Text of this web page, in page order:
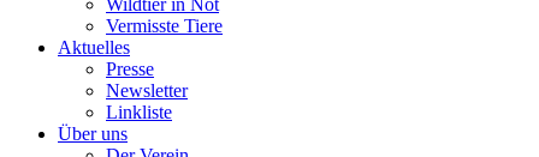
Wildtier in Not
Vermisste Tiere
Aktuelles
Presse
Newsletter
Linkliste
Über uns